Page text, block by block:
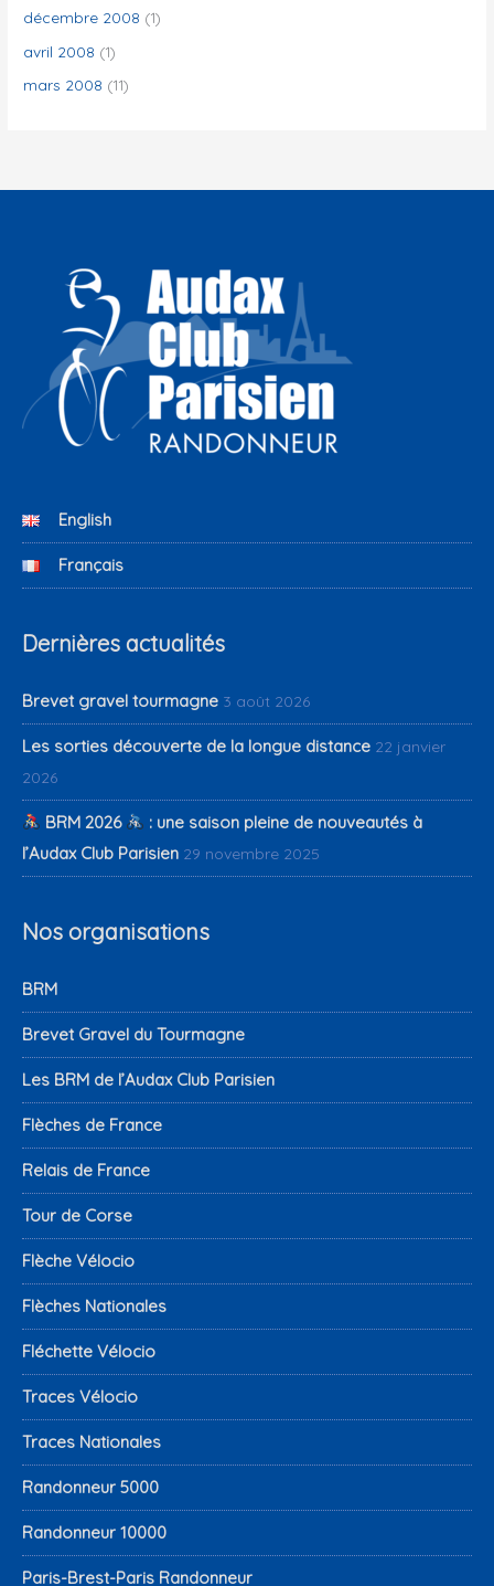
décembre 2008 (1)
avril 2008 (1)
mars 2008 (11)
English
Français
Dernières actualités
Brevet gravel tourmagne 3 août 2026
Les sorties découverte de la longue distance 22 janvier
2026
BRM 2026
: une saison pleine de nouveautés à
l’Audax Club Parisien 29 novembre 2025
Nos organisations
BRM
Brevet Gravel du Tourmagne
Les BRM de l’Audax Club Parisien
Flèches de France
Relais de France
Tour de Corse
Flèche Vélocio
Flèches Nationales
Fléchette Vélocio
Traces Vélocio
Traces Nationales
Randonneur 5000
Randonneur 10000
Paris-Brest-Paris Randonneur